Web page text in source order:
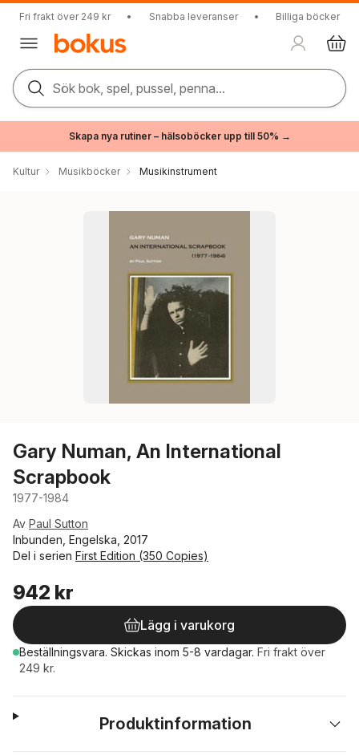
Fri frakt över 249 kr • Snabba leveranser • Billiga böcker
Sök bok, spel, pussel, penna...
Skapa nya rutiner – hälsoböcker upp till 50% →
Kultur Musikböcker Musikinstrument
Gary Numan, An International
Scrapbook
1977-1984
Av Paul Sutton
Inbunden, Engelska, 2017
Del i serien First Edition (350 Copies)
942 kr
Lägg i varukorg
Beställningsvara. Skickas inom 5-8 vardagar. Fri frakt över
249 kr.
Produktinformation